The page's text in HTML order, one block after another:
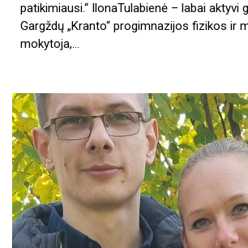
patikimiausi.“ IlonaTulabienė – labai aktyvi
Gargždų „Kranto“ progimnazijos fizikos ir
mokytoja,…